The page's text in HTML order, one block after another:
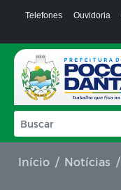
Telefones Ouvidoria
Início Notícias